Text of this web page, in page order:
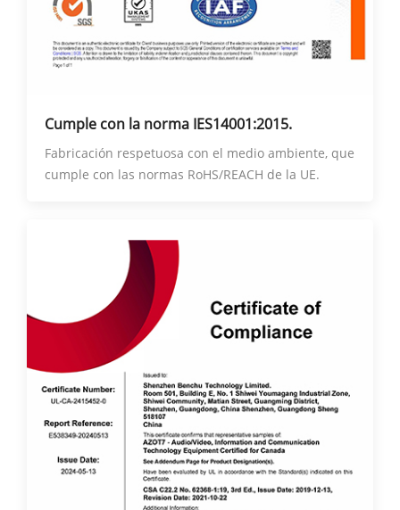
Cumple con la norma IES14001:2015.
Fabricación respetuosa con el medio ambiente, que
cumple con las normas RoHS/REACH de la UE.